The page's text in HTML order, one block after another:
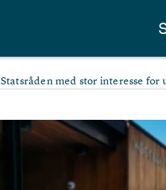
Statsråden med stor interesse for